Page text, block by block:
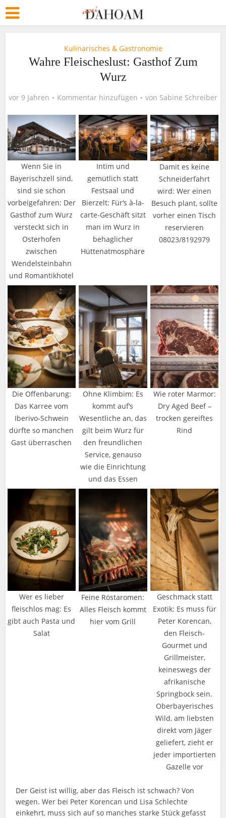
Kulinarisches & Gastronomie
Wahre Fleischeslust: Gasthof Zum
Wurz
vor 9 Jahren Kommentar hinzufügen von Sabine Schreiber
Wenn Sie in
Bayerischzell sind,
sind sie schon
vorbeigefahren: Der
Gasthof zum Wurz
versteckt sich in
Osterhofen
zwischen
Wendelsteinbahn
und Romantikhotel
Intim und
gemütlich statt
Festsaal und
Bierzelt: Für‘s à-la-
carte-Geschäft sitzt
man im Wurz in
behaglicher
Hüttenatmosphäre
Damit es keine
Schneiderfahrt
wird: Wer einen
Besuch plant, sollte
vorher einen Tisch
reservieren
08023/8192979
Die Offenbarung:
Das Karree vom
Iberivo-Schwein
dürfte so manchen
Gast überraschen
Ohne Klimbim: Es
kommt auf‘s
Wesentliche an, das
gilt beim Wurz für
den freundlichen
Service, genauso
wie die Einrichtung
und das Essen
Wie roter Marmor:
Dry Aged Beef –
trocken gereiftes
Rind
Wer es lieber
fleischlos mag: Es
gibt auch Pasta und
Salat
Feine Röstaromen:
Alles Fleisch kommt
hier vom Grill
Geschmack statt
Exotik: Es muss für
Peter Korencan,
den Fleisch-
Gourmet und
Grillmeister,
keineswegs der
afrikanische
Springbock sein.
Oberbayerisches
Wild, am liebsten
direkt vom Jäger
geliefert, zieht er
jeder importierten
Gazelle vor
Der Geist ist willig, aber das Fleisch ist schwach? Von
wegen. Wer bei Peter Korencan und Lisa Schlechte
einkehrt, muss sich auf so manches starke Stück gefasst